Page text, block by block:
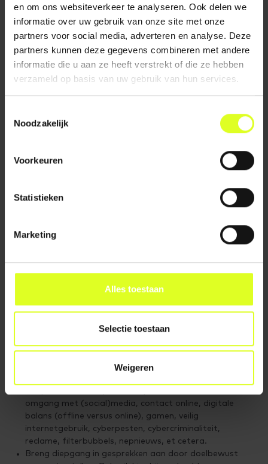
en om ons websiteverkeer te analyseren. Ook delen we
informatie over uw gebruik van onze site met onze
partners voor social media, adverteren en analyse. Deze
partners kunnen deze gegevens combineren met andere
informatie die u aan ze heeft verstrekt of die ze hebben
verzameld op basis van uw gebruik van hun services.
Noodzakelijk
Voorkeuren
Statistieken
Marketing
Alles toestaan
Selectie toestaan
Weigeren
PRAKTISCHE TIPS VOOR DE DAG VAN MORGEN:
over eigen ervaringen in de digitale wereld. Dit kan je
doen aan de hand van een zelfbedachte stelling of naar
bevatten veel educatieve video’s met allerlei mediawijze
Mediawijsheid filmpjes
-SchoolTV mediawijsheid
YouTube: Chatbot Ga in gesprek over de vraag: kun je
Ga in op de actualiteit en voer klassengesprekken over
(nieuws)berichten die betrekking hebben op de digitale
omgang met (social)media, contact online, digitale
balans (offline versus online), gamen, veilig
internetgebruik, cyberpesten, cybercriminaliteit,
reclame, filterbubbels, nepnieuws, et cetera.
Breng diepgang in gesprekken aan door doelbewust